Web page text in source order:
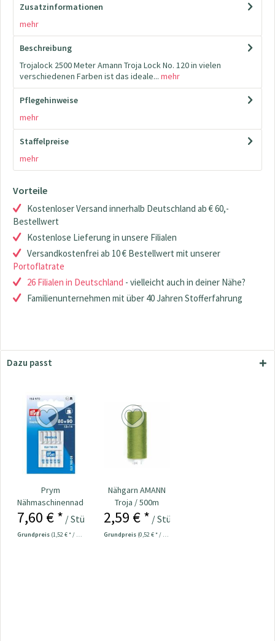
Zusatzinformationen
mehr
Beschreibung
Trojalock 2500 Meter Amann Troja Lock No. 120 in vielen
verschiedenen Farben ist das ideale... mehr
Pflegehinweise
mehr
Staffelpreise
mehr
Vorteile
Kostenloser Versand innerhalb Deutschland ab € 60,-
Bestellwert
Kostenlose Lieferung in unsere Filialen
Versandkostenfrei ab 10 € Bestellwert mit unserer
Portoflatrate
26 Filialen in Deutschland - vielleicht auch in deiner Nähe?
Familienunternehmen mit über 40 Jahren Stofferfahrung
Dazu passt
Prym
Nähmaschinennadeln
Overlock 80 + 90
7,60 € * / Stück
Grundpreis (1,52 € * / 1 Stück)
Nähgarn AMANN
Troja / 500m
limegrün Col.1146
2,59 € * / Stück
Grundpreis (0,52 € * / 100 Meter)